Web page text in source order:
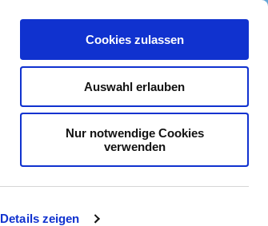
Details zeigen
Cookies zulassen
Auswahl erlauben
Nur notwendige Cookies
verwenden